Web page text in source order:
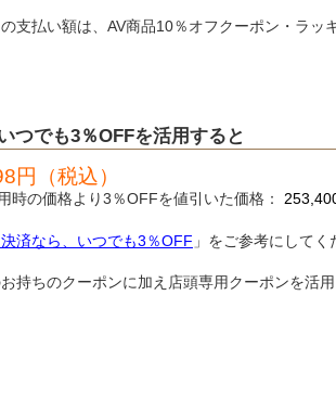
支払い額は、AV商品10％オフクーポン・ラッ
つでも3％OFFを活用すると
円（税込）
時の価格より3％OFFを値引いた価格：
済なら、いつでも3％OFF 」をご参考にしてく
持ちのクーポンに加え店頭専用クーポンを活